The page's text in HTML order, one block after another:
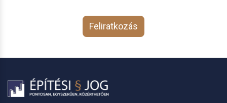
Feliratkozás